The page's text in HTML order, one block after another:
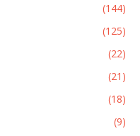
(144)
(125)
(22)
(21)
(18)
(9)